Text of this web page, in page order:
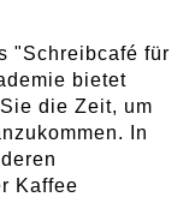
"Schreibcafé für
bietet
die Zeit, um
In
Kaffee